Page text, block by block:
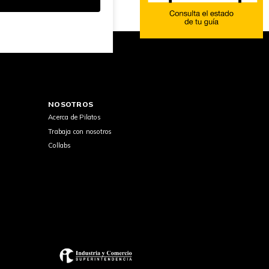
NOSOTROS
Acerca de Pilatos
Trabaja con nosotros
Collabs